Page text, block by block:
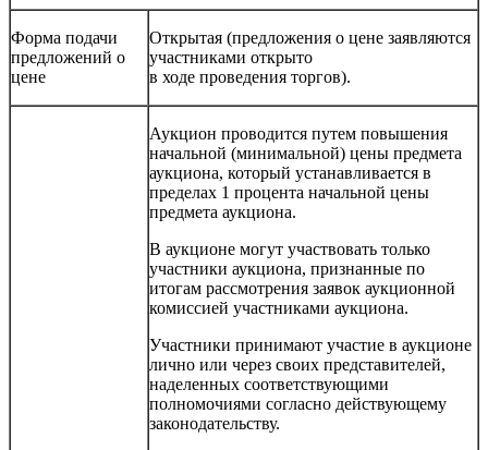
Форма подачи
предложений о
цене
Открытая (предложения о цене заявляются
участниками открыто
в ходе проведения торгов).
Аукцион проводится путем повышения
начальной (минимальной) цены предмета
аукциона, который устанавливается в
пределах 1 процента начальной цены
предмета аукциона.
В аукционе могут участвовать только
участники аукциона, признанные по
итогам рассмотрения заявок аукционной
комиссией участниками аукциона.
Участники принимают участие в аукционе
лично или через своих представителей,
наделенных соответствующими
полномочиями согласно действующему
законодательству.